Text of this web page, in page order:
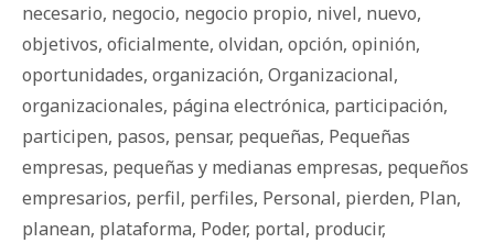
necesario, negocio, negocio propio, nivel, nuevo,
objetivos, oficialmente, olvidan, opción, opinión,
oportunidades, organización, Organizacional,
organizacionales, página electrónica, participación,
participen, pasos, pensar, pequeñas, Pequeñas
empresas, pequeñas y medianas empresas, pequeños
empresarios, perfil, perfiles, Personal, pierden, Plan,
planean, plataforma, Poder, portal, producir,